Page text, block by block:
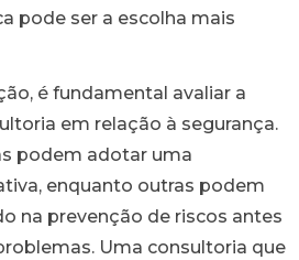
pode ser a escolha mais
é fundamental avaliar a
em relação à segurança.
podem adotar uma
enquanto outras podem
na prevenção de riscos antes
Uma consultoria que